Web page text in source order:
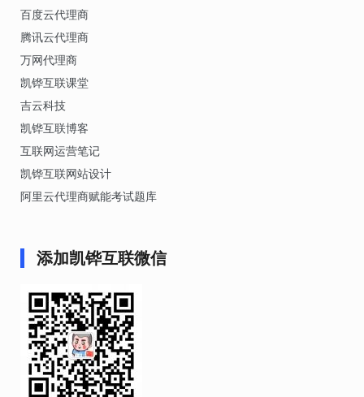
百度云代理商
腾讯云代理商
万网代理商
凯铧互联课堂
吉云科技
凯铧互联博客
互联网运营笔记
凯铧互联网站设计
阿里云代理商赋能考试题库
添加凯铧互联微信